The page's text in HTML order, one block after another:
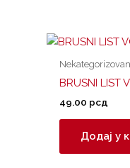
BRUSNI LIST
49.00 рсд
Додај у